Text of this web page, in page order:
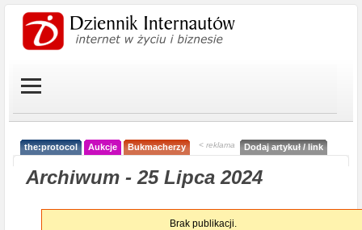
the:protocol Aukcje Bukmacherzy < reklama Dodaj artykuł / link
Archiwum - 25 Lipca 2024
Brak publikacji.